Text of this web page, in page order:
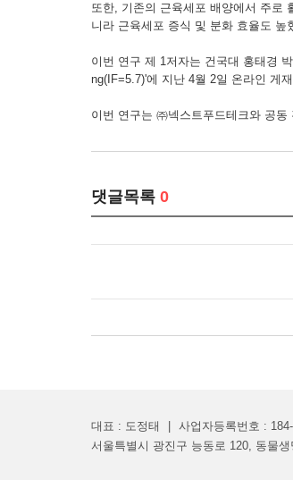
또한, 기존의 근육세포 배양에서 주로
니라 근육세포 증식 및 분화 효율도
이번 연구 제 1저자는 건국대 홍태경
ng(IF=5.7)'에 지난 4월 2일 온라인 게
이번 연구는 ㈜넥스트푸드테크와 공
댓글목록 0
대표 : 도정태
사업자등록번호 :
서울특별시 광진구 능동로 120, 동물